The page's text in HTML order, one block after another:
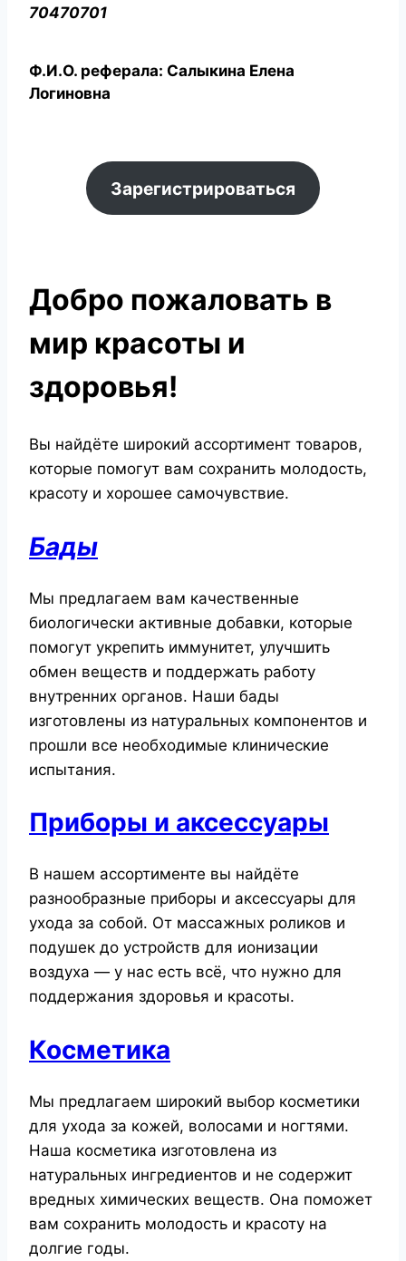
70470701
Ф.И.О. реферала: Салыкина Елена
Логиновна
Зарегистрироваться
Добро пожаловать в
мир красоты и
здоровья!
Вы найдёте широкий ассортимент товаров,
которые помогут вам сохранить молодость,
красоту и хорошее самочувствие.
Бады
Мы предлагаем вам качественные
биологически активные добавки, которые
помогут укрепить иммунитет, улучшить
обмен веществ и поддержать работу
внутренних органов. Наши бады
изготовлены из натуральных компонентов и
прошли все необходимые клинические
испытания.
Приборы и аксессуары
В нашем ассортименте вы найдёте
разнообразные приборы и аксессуары для
ухода за собой. От массажных роликов и
подушек до устройств для ионизации
воздуха — у нас есть всё, что нужно для
поддержания здоровья и красоты.
Косметика
Мы предлагаем широкий выбор косметики
для ухода за кожей, волосами и ногтями.
Наша косметика изготовлена из
натуральных ингредиентов и не содержит
вредных химических веществ. Она поможет
вам сохранить молодость и красоту на
долгие годы.